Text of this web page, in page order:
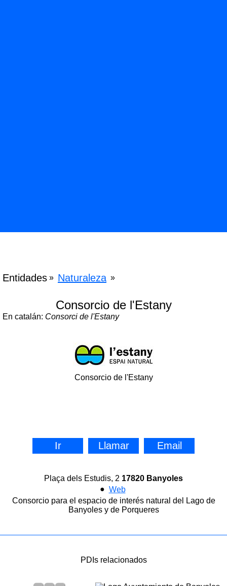
Entidades » Naturaleza »
Consorcio de l'Estany
En catalán: Consorci de l'Estany
Consorcio de l'Estany
Ir Llamar Email
Plaça dels Estudis, 2 17820 Banyoles
● Web
Consorcio para el espacio de interés natural del Lago de
Banyoles y de Porqueres
PDIs relacionados